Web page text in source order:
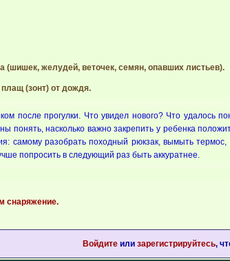
(шишек, желудей, веточек, семян, опавших листьев).
(зонт) от дождя.
после прогулки. Что увидел нового? Что
понять, насколько важно закрепить у ребенка
самому разобрать походный рюкзак, вымыть
попросить в следующий раз быть аккуратнее.
снаряжение.
Войдитеили зарегистрируйтесь,